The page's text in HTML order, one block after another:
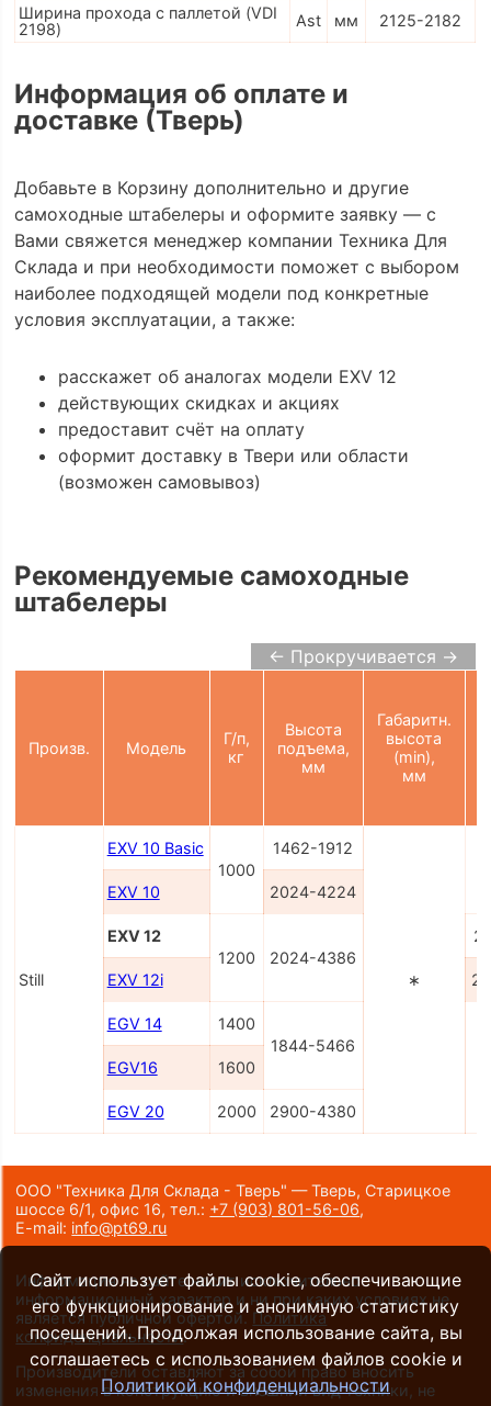
Ширина прохода с паллетой (VDI
2198)
Ast мм 2125-2182
Информация об оплате и
доставке (Тверь)
Добавьте в Корзину дополнительно и другие
самоходные штабелеры и оформите заявку — с
Вами свяжется менеджер компании Техника Для
Склада и при необходимости поможет с выбором
наиболее подходящей модели под конкретные
условия эксплуатации, а также:
расскажет об аналогах модели EXV 12
действующих скидках и акциях
предоставит счёт на оплату
оформит доставку в Твери или области
(возможен самовывоз)
Рекомендуемые самоходные
штабелеры
← Прокручивается →
Произв. Модель
Г/п,
кг
Высота
подъема,
мм
Габаритн.
высота
(min),
мм
Still
EXV 10 Basic
1000
1462-1912
∗
EXV 10 2024-4224
EXV 12
1200
2024-4386
EXV 12i
EGV 14
1400
1844-5466
EGV16
1600
EGV 20 2000 2900-4380
ООО "Техника Для Склада - Тверь" — Тверь, Старицкое
шоссе 6/1, офис 16,тел.: +7 (903) 801-56-06,
E-mail: info@pt69.ru
Информация на сайте носит исключительно
информационный характер и ни при каких условиях не
является публичной офертой. Политика
конфиденциальности.
Производители оставляют за собой право вносить
изменения в конструкцию и внешний вид техники, не
Сайт использует файлы cookie, обеспечивающие
его функционирование и анонимную статистику
посещений. Продолжая использование сайта, вы
соглашаетесь с использованием файлов cookie и
Политикой конфиденциальности